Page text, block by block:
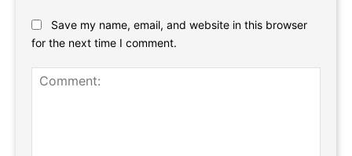
Save my name, email, and website in this browser
for the next time I comment.